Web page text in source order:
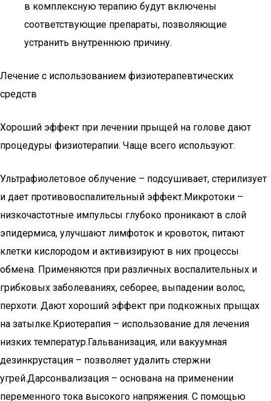
в комплексную терапию будут включены
соответствующие препараты, позволяющие
устранить внутреннюю причину.
Лечение с использованием физиотерапевтических
средств
Хороший эффект при лечении прыщей на голове дают
процедуры физиотерапии. Чаще всего используют:
Ультрафиолетовое облучение – подсушивает, стерилизует
и дает противовоспалительный эффект.Микротоки –
низкочастотные импульсы глубоко проникают в слой
эпидермиса, улучшают лимфоток и кровоток, питают
клетки кислородом и активизируют в них процессы
обмена. Применяются при различных воспалительных и
грибковых заболеваниях, себорее, выпадении волос,
перхоти. Дают хороший эффект при подкожных прыщах
на затылке.Криотерапия – использование для лечения
низких температур.Гальванизация, или вакуумная
дезинкрустация – позволяет удалить стержни
угрей.Дарсонвализация – основана на применении
переменного тока высокого напряжения. С помощью